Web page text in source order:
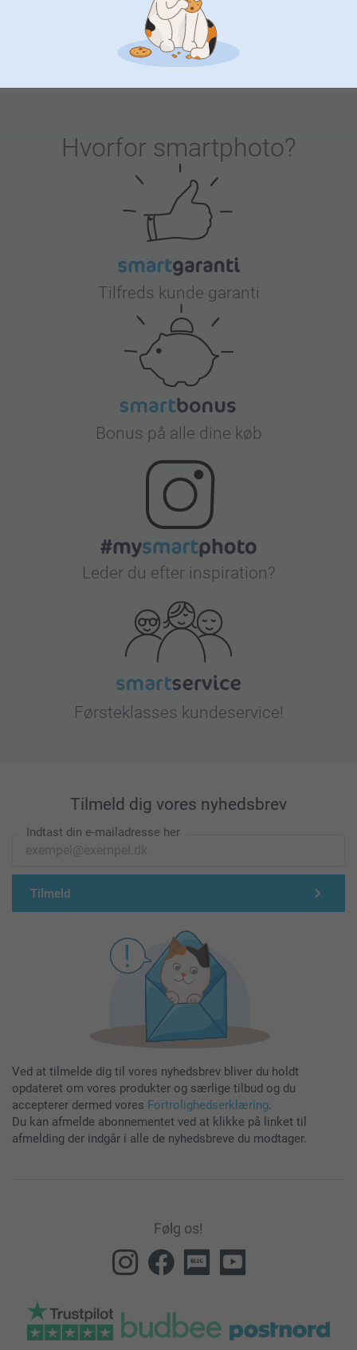
Zeinab/Smartphoto
Fra
(13 anmeldelser)
Hvorfor smartphoto?
Tilfreds kunde garanti
Bonus på alle dine køb
Leder du efter inspiration?
Førsteklasses kundeservice!
Tilmeld dig vores nyhedsbrev
Indtast din e-mailadresse her
Tilmeld
Ved at tilmelde dig til vores nyhedsbrev bliver du holdt
opdateret om vores produkter og særlige tilbud og du
accepterer dermed vores Fortrolighedserklæring.
Du kan afmelde abonnementet ved at klikke på linket til
afmelding der indgår i alle de nyhedsbreve du modtager.
Følg os!